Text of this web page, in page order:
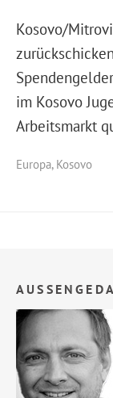
Kosovo/
im Kosovo
Arbeitsmarkt
Europa, Kosovo